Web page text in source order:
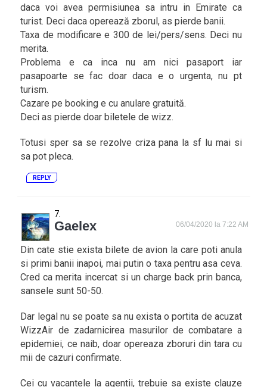
daca voi avea permisiunea sa intru in Emirate ca
turist. Deci daca operează zborul, as pierde banii.
Taxa de modificare e 300 de lei/pers/sens. Deci nu
merita.
Problema e ca inca nu am nici pasaport iar
pasapoarte se fac doar daca e o urgenta, nu pt
turism.
Cazare pe booking e cu anulare gratuită.
Deci as pierde doar biletele de wizz.
Totusi sper sa se rezolve criza pana la sf lu mai si
sa pot pleca.
REPLY
Gaelex 06/04/2020 la 7:22 AM
Din cate stie exista bilete de avion la care poti anula
si primi banii inapoi, mai putin o taxa pentru asa ceva.
Cred ca merita incercat si un charge back prin banca,
sansele sunt 50-50.
Dar legal nu se poate sa nu exista o portita de acuzat
WizzAir de zadarnicirea masurilor de combatare a
epidemiei, ce naib, doar opereaza zboruri din tara cu
mii de cazuri confirmate.
Cei cu vacantele la agentii, trebuie sa existe clauze